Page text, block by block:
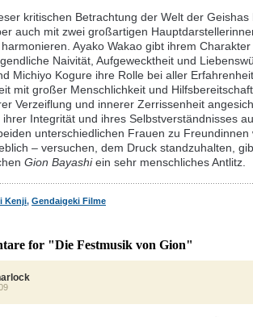
kritischen Betrachtung der Welt der Geishas
auch mit zwei großartigen
Ayako Wakao gibt ihrem Charakter
Naivität, Aufgewecktheit und
Michiyo Kogure ihre Rolle bei aller
mit großer Menschlichkeit und
Verzeiflung und innerer Zerrissenheit
ihrer Integrität und ihres Selbstverständnisses
unterschiedlichen Frauen zu Freundinnen
– versuchen, dem Druck standzuhalten,
Gion Bayashiein sehr menschliches Antlitz.
Kenji, Gendaigeki Filme
for "Die Festmusik von Gion"